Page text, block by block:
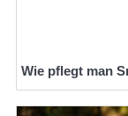
Wie pflegt man